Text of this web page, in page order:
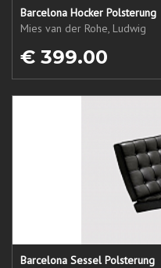
Barcelona Hocker Polsterung
Mies van der Rohe, Ludwig
€ 399.00
Barcelona Sessel Polsterung